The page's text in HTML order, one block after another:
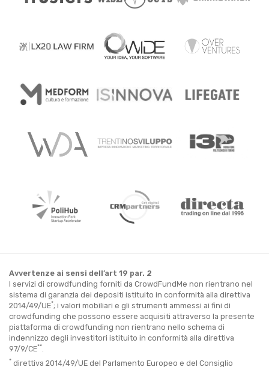
Avvertenze ai sensi dell’art 19 par. 2
I servizi di crowdfunding forniti da CrowdFundMe non rientrano nel
sistema di garanzia dei depositi istituito in conformità alla direttiva
2014/49/UE*; i valori mobiliari e gli strumenti ammessi ai fini di
crowdfunding che possono essere acquisiti attraverso la presente
piattaforma di crowdfunding non rientrano nello schema di
indennizzo degli investitori istituito in conformità alla direttiva
97/9/CE**
* direttiva 2014/49/UE del Parlamento Europeo e del Consiglio